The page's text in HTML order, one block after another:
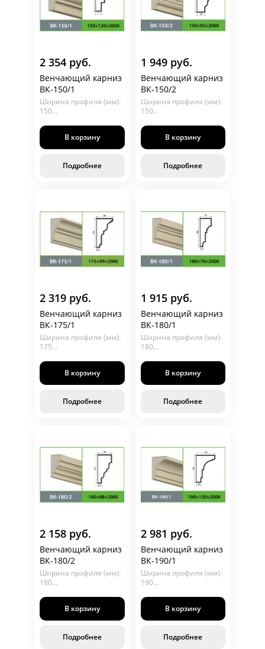
2 354 руб.
Венчающий карниз
ВК-150/1
Ширина профиля (мм):
150
Длина (мм): 2000
В корзину
Подробнее
1 949 руб.
Венчающий карниз
ВК-150/2
Ширина профиля (мм):
150
Длина (мм): 2000
В корзину
Подробнее
2 319 руб.
Венчающий карниз
ВК-175/1
Ширина профиля (мм):
175
Длина (мм): 2000
В корзину
Подробнее
1 915 руб.
Венчающий карниз
ВК-180/1
Ширина профиля (мм):
180
Длина (мм): 2000
Венчающий карниз
В корзину
Подробнее
2 158 руб.
Венчающий карниз
ВК-180/2
Ширина профиля (мм):
180
Длина (мм): 2000
В корзину
Подробнее
2 981 руб.
Венчающий карниз
ВК-190/1
Ширина профиля (мм):
190
Длина (мм): 2000
В корзину
Подробнее